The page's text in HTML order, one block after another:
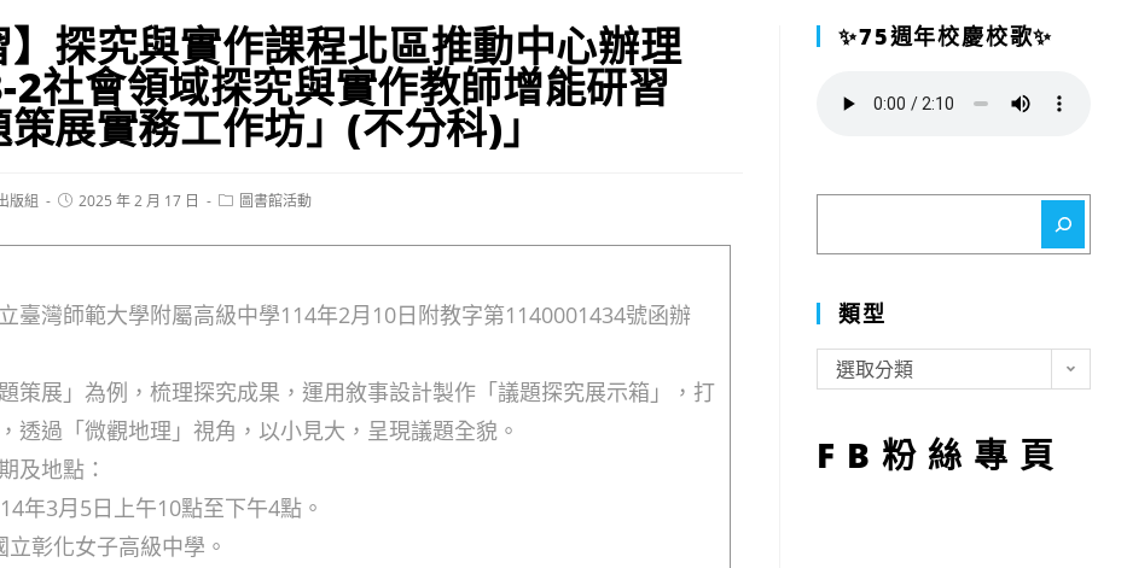
】探究與實作課程北區推動中心辦理
2社會領域探究與實作教師增能研習
策展實務工作坊」(不分科)」
版組
Post2025 年 2 月 17 日
Post圖書館活動
臺灣師範大學附屬高級中學114年2月10日附教字第1140001434號函辦
策展」為例，梳理探究成果，運用敘事設計製作「議題探究展示箱」，打
透過「微觀地理」視角，以小見大，呈現議題全貌。
及地點：
年3月5日上午10點至下午4點。
立彰化女子高級中學。
✨75週年校慶校歌✨
類型
型
選取分類
FB粉絲專頁